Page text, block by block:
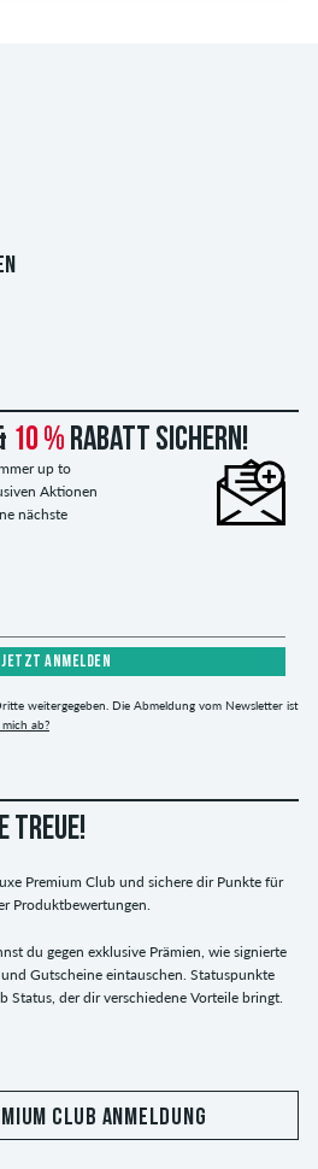
10 % Rabatt sichern!
up to
Aktionen
nächste
JETZT ANMELDEN
weitergegeben. Die Abmeldung vom Newsletter ist
ab?
TREUE!
Premium Club und sichere dir Punkte für
Produktbewertungen.
du gegen exklusive Prämien, wie signierte
Gutscheine eintauschen. Statuspunkte
Status, der dir verschiedene Vorteile bringt.
CLUB ANMELDUNG